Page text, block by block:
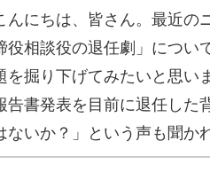
んにちは、皆さん。最近の
役相談役の退任劇」につい
を掘り下げてみたいと思い
告書発表を目前に退任した
ないか？」という声も聞か